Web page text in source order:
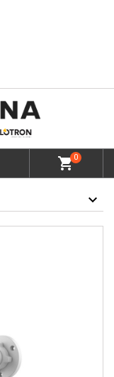
shopping_cart0